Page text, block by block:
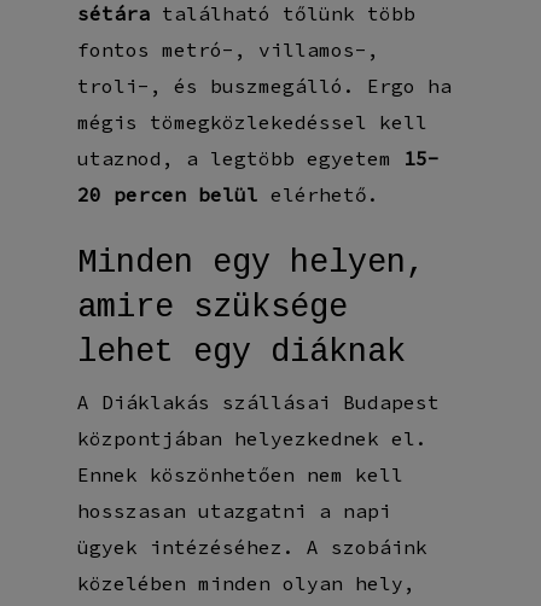
sétára található tőlünk több
fontos metró-, villamos-,
troli-, és buszmegálló. Ergo ha
mégis tömegközlekedéssel kell
utaznod, a legtöbb egyetem 15-
20 percen belül elérhető.
Minden egy helyen,
amire szüksége
lehet egy diáknak
A Diáklakás szállásai Budapest
központjában helyezkednek el.
Ennek köszönhetően nem kell
hosszasan utazgatni a napi
ügyek intézéséhez. A szobáink
közelében minden olyan hely,